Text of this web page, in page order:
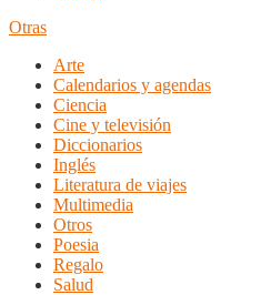
Otras
Arte
Calendarios y agendas
Ciencia
Cine y televisión
Diccionarios
Inglés
Literatura de viajes
Multimedia
Otros
Poesia
Regalo
Salud